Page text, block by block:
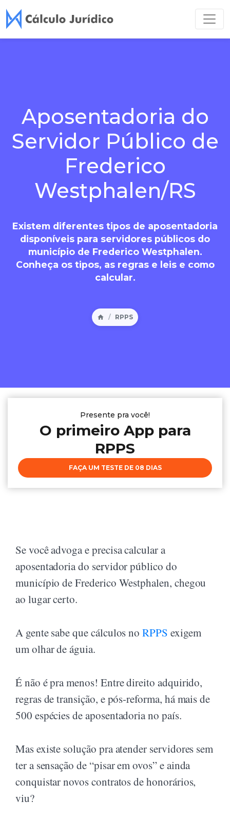
Aposentadoria do
Servidor Público de
Frederico
Westphalen/RS
Existem diferentes tipos de aposentadoria
disponíveis para servidores públicos do
município de Frederico Westphalen.
Conheça os tipos, as regras e leis e como
calcular.
RPPS
Presente pra você!
O primeiro App para
RPPS
FAÇA UM TESTE DE 08 DIAS
Se você advoga e precisa calcular a
aposentadoria do servidor público do
município de Frederico Westphalen, chegou
ao lugar certo.
A gente sabe que cálculos noRPPS exigem
um olhar de águia.
É não é pra menos! Entre direito adquirido,
regras de transição, e pós-reforma, há mais de
500 espécies de aposentadoria no país.
Mas existe solução pra atender servidores sem
ter a sensação de “pisar em ovos” e ainda
conquistar novos contratos de honorários,
viu?